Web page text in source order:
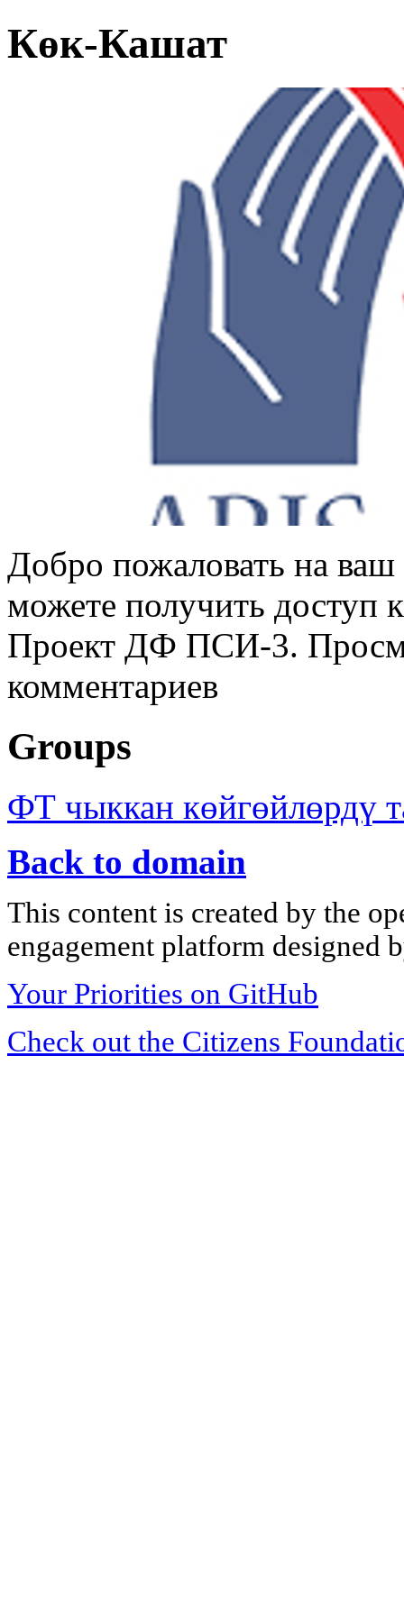
Көк-Кашат
Добро пожаловать на
можете получить доступ
Проект ДФ ПСИ-3.
комментариев
Groups
ФТ чыккан көйгөйлөрдү
Back to domain
This content is created by the
engagement platform designed
Your Priorities on GitHub
Check out the Citizens